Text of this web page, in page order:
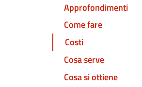
Approfondimenti
Come fare
Costi
Cosa serve
Cosa si ottiene